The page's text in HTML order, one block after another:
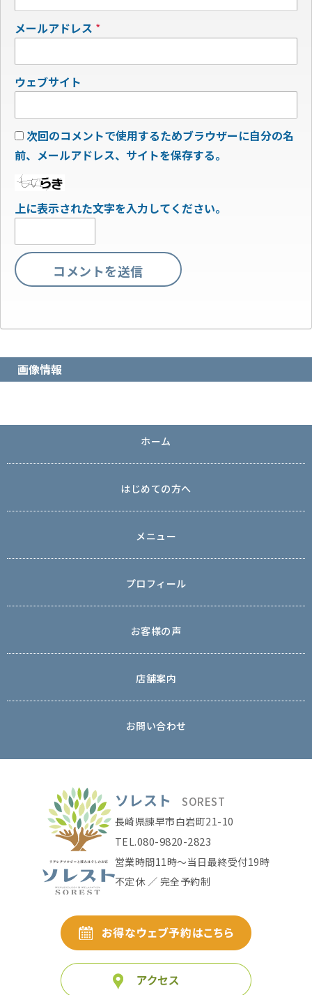
メールアドレス *
ウェブサイト
次回のコメントで使用するためブラウザーに自分の名
前、メールアドレス、サイトを保存する。
上に表示された文字を入力してください。
画像情報
ホーム
はじめての方へ
メニュー
プロフィール
お客様の声
店舗案内
お問い合わせ
ソレスト SOREST
長崎県諫早市白岩町21-10
TEL.080-9820-2823
営業時間11時〜当日最終受付19時
不定休 ／ 完全予約制